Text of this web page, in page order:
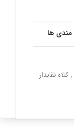
مندی ها
, کلاه نقابدار